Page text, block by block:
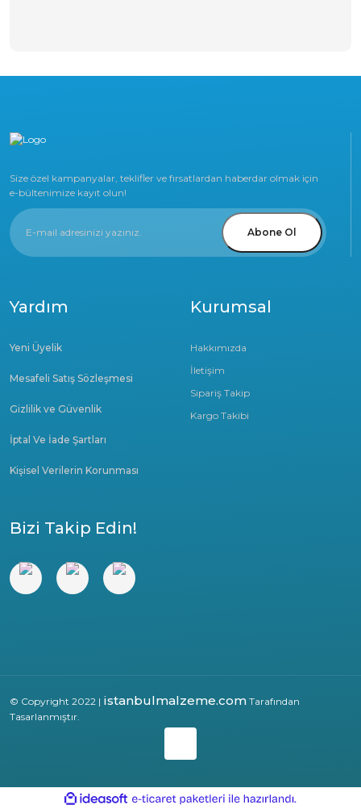
Size özel kampanyalar, teklifler ve fırsatlardan haberdar olmak için
e-bültenimize kayıt olun!
Abone Ol
Kurumsal
Hakkımızda
İletişim
Sipariş Takip
Kargo Takibi
Yardım
Yeni Üyelik
Mesafeli Satış Sözleşmesi
Gizlilik ve Güvenlik
İptal Ve İade Şartları
Kişisel Verilerin Korunması
Bizi Takip Edin!
© Copyright 2022 | istanbulmalzeme.com Tarafından
Tasarlanmıştır.
ideasoft
e-